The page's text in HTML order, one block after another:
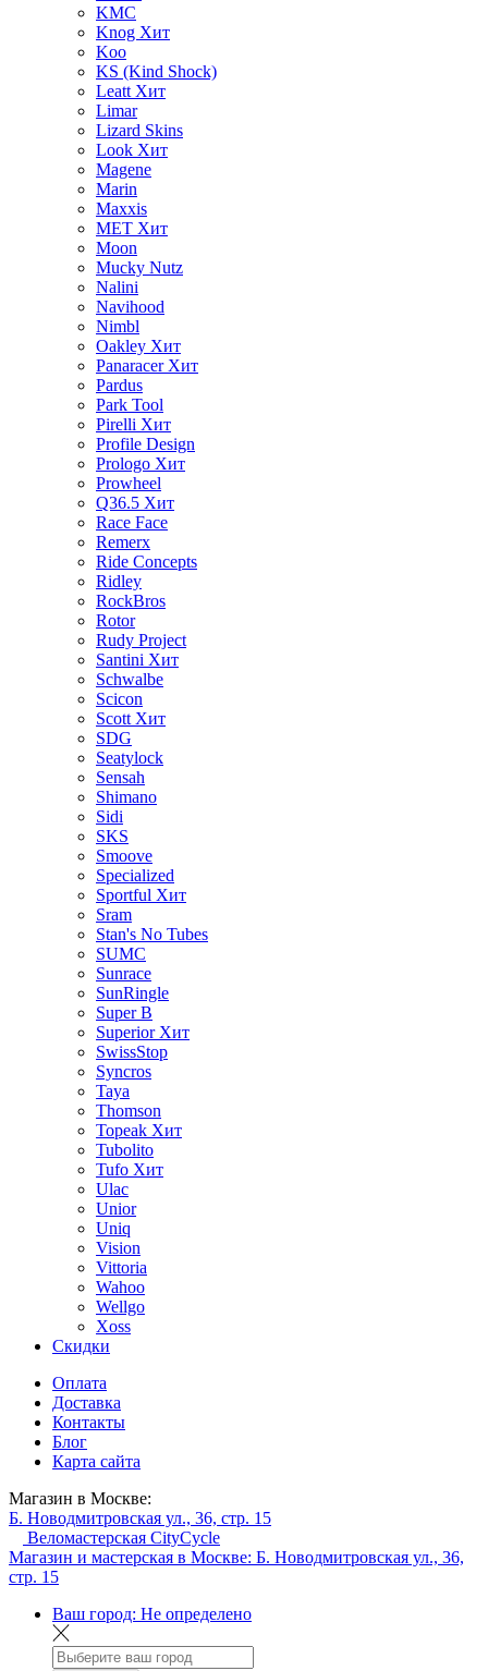
KMC
Knog Хит
Koo
KS (Kind Shock)
Leatt Хит
Limar
Lizard Skins
Look Хит
Magene
Marin
Maxxis
MET Хит
Moon
Mucky Nutz
Nalini
Navihood
Nimbl
Oakley Хит
Panaracer Хит
Pardus
Park Tool
Pirelli Хит
Profile Design
Prologo Хит
Prowheel
Q36.5 Хит
Race Face
Remerx
Ride Concepts
Ridley
RockBros
Rotor
Rudy Project
Santini Хит
Schwalbe
Scicon
Scott Хит
SDG
Seatylock
Sensah
Shimano
Sidi
SKS
Smoove
Specialized
Sportful Хит
Sram
Stan's No Tubes
SUMC
Sunrace
SunRingle
Super B
Superior Хит
SwissStop
Syncros
Taya
Thomson
Topeak Хит
Tubolito
Tufo Хит
Ulac
Unior
Uniq
Vision
Vittoria
Wahoo
Wellgo
Xoss
Скидки
Оплата
Доставка
Контакты
Блог
Карта сайта
Магазин в Москве:
Б. Новодмитровская ул., 36, стр. 15
Веломастерская CityCycle
Магазин и мастерская в Москве: Б. Новодмитровская ул., 36,
стр. 15
Ваш город: Не определено